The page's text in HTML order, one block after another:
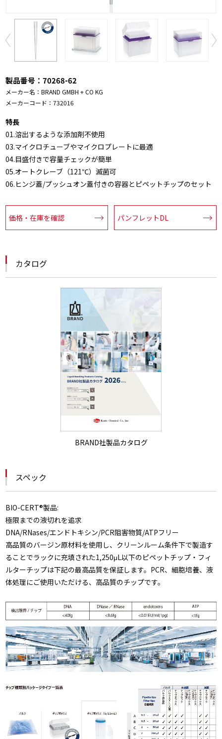
製品番号：70268-62
メーカー名：BRAND GMBH + CO KG
メーカーコード：732016
特長
01.溶出するような添加剤不使用
03.マイクロチューブやマイクロプレートに最適
04.目盛付きで容量チェックが簡単
05.オートクレーブ（121℃）滅菌可
06.ヒンジ蓋/プッシュオン蓋付きの容器とピペットチップのセット
価格・在庫を確認 パンフレットDL
カタログ
BRAND社製品カタログ
スペック
BIO-CERT®製品:
極限までの液切れを追求
DNA/RNases/エンドトキシン/PCR阻害物質/ATPフリー
高品質のバージン原材料を使用し、クリーンルーム条件下で製造す
ることでラックに充填された1,250μL以下のピペットチップ・フィ
ルターチップは下記の最高品質を保証します。PCR、細胞培養、液
体処理にご使用いただける、高品質のチップです。